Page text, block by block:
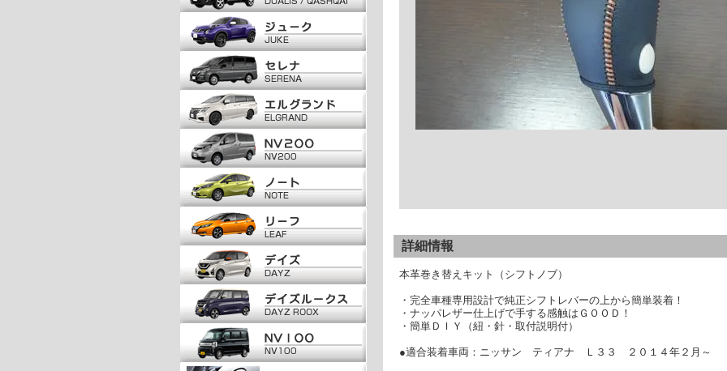
詳細情報
本革巻き替えキット（シフトノブ）
・完全車種専用設計で純正シフトレバーの上から簡単装着！
・ナッパレザー仕上げで手する感触はＧＯＯＤ！
・簡単ＤＩＹ（紐・針・取付説明付）
●適合装着車両：ニッサン ティアナ Ｌ３３ ２０１４年２月～